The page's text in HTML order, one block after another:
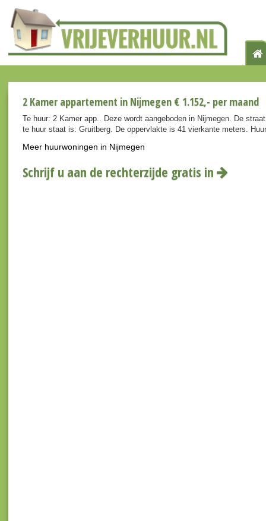
2 Kamer appartement in Nijmegen € 1.152,- per maand
Te huur: 2 Kamer app.. Deze wordt aangeboden in Nijmegen. De
te huur staat is: Gruitberg. De oppervlakte is 41 vierkante meters.
Meer huurwoningen in Nijmegen
Schrijf u aan de rechterzijde gratis in